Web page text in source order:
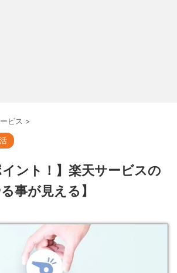
ビス >
イント！】楽天サービスの
事が見える】